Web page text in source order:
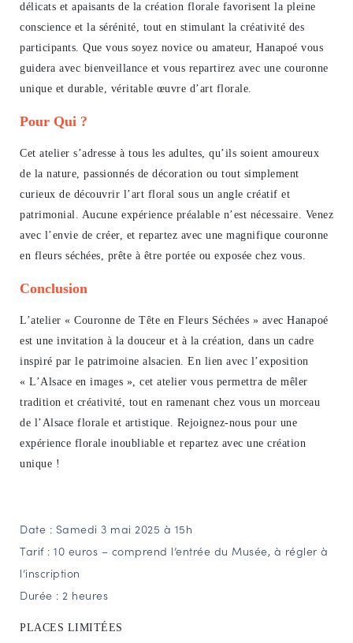
délicats et apaisants de la création florale favorisent la pleine
conscience et la sérénité, tout en stimulant la créativité des
participants. Que vous soyez novice ou amateur, Hanapoé vous
guidera avec bienveillance et vous repartirez avec une couronne
unique et durable, véritable œuvre d’art florale.
Pour Qui ?
Cet atelier s’adresse à tous les adultes, qu’ils soient amoureux
de la nature, passionnés de décoration ou tout simplement
curieux de découvrir l’art floral sous un angle créatif et
patrimonial. Aucune expérience préalable n’est nécessaire. Venez
avec l’envie de créer, et repartez avec une magnifique couronne
en fleurs séchées, prête à être portée ou exposée chez vous.
Conclusion
L’atelier « Couronne de Tête en Fleurs Séchées » avec Hanapoé
est une invitation à la douceur et à la création, dans un cadre
inspiré par le patrimoine alsacien. En lien avec l’exposition
« L’Alsace en images », cet atelier vous permettra de mêler
tradition et créativité, tout en ramenant chez vous un morceau
de l’Alsace florale et artistique. Rejoignez-nous pour une
expérience florale inoubliable et repartez avec une création
unique !
Date : Samedi 3 mai 2025 à 15h
Tarif : 10 euros – comprend l’entrée du Musée, à régler à
l’inscription
Durée : 2 heures
PLACES LIMITÉES